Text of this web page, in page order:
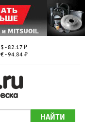
$ - 82.17 ₽
€ - 94.84 ₽
НАЙТИ